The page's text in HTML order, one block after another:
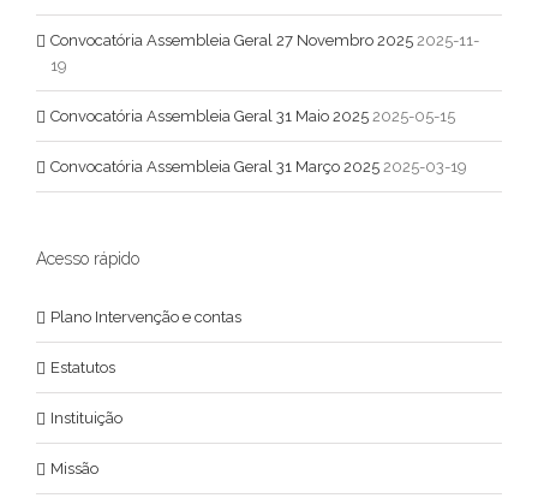
Convocatória Assembleia Geral 27 Novembro 2025 2025-11-
19
Convocatória Assembleia Geral 31 Maio 2025 2025-05-15
Convocatória Assembleia Geral 31 Março 2025 2025-03-19
Acesso rápido
Plano Intervenção e contas
Estatutos
Instituição
Missão
INFORMAÇÃO DE CONTACTO
Telefone: +351 255 766 944
Web:www.afvtentreosrios.pt
LIVRO DE RECLAMAÇÕES